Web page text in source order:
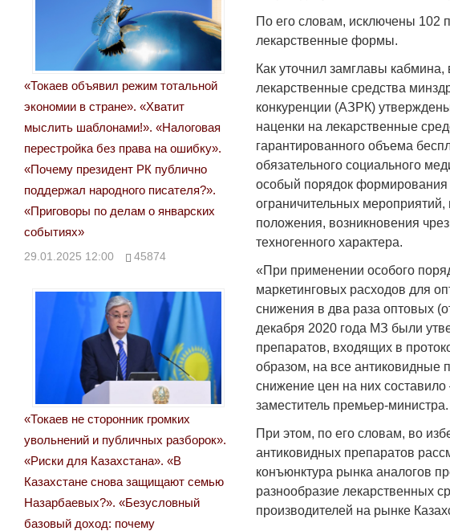
По его словам, исключены 102
лекарственные формы.
Как уточнил замглавы
лекарственные средства
конкуренции (АЗРК)
наценки на лекарственные
гарантированного объема
обязательного социального
особый порядок формирования
ограничительных
положения, возникновения
техногенного характера.
«При применении особого
маркетинговых расходов для
снижения в два раза оптовых
декабря 2020 года МЗ были
препаратов, входящих в
образом, на все антиковидные
снижение цен на них
заместитель премьер-министра.
При этом, по его словам, во
антиковидных препаратов
конъюнктура рынка аналогов
разнообразие лекарственных
производителей на рынке
«Токаев объявил режим тотальной
экономии в стране». «Хватит
мыслить шаблонами!». «Налоговая
перестройка без права на ошибку».
«Почему президент РК публично
поддержал народного писателя?».
«Приговоры по делам о январских
событиях»
29.01.2025 12:00 45874
«Токаев не сторонник громких
увольнений и публичных разборок».
«Риски для Казахстана». «В
Казахстане снова защищают семью
Назарбаевых?». «Безусловный
базовый доход: почему